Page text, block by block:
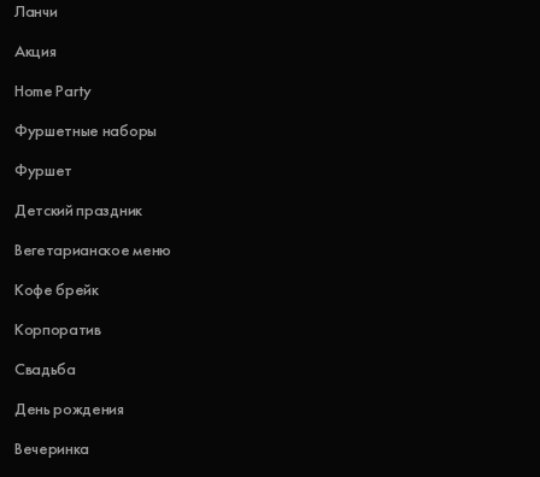
Ланчи
Акция
Home Party
Фуршетные наборы
Фуршет
Детский праздник
Вегетарианское меню
Кофе брейк
Корпоратив
Свадьба
День рождения
Вечеринка